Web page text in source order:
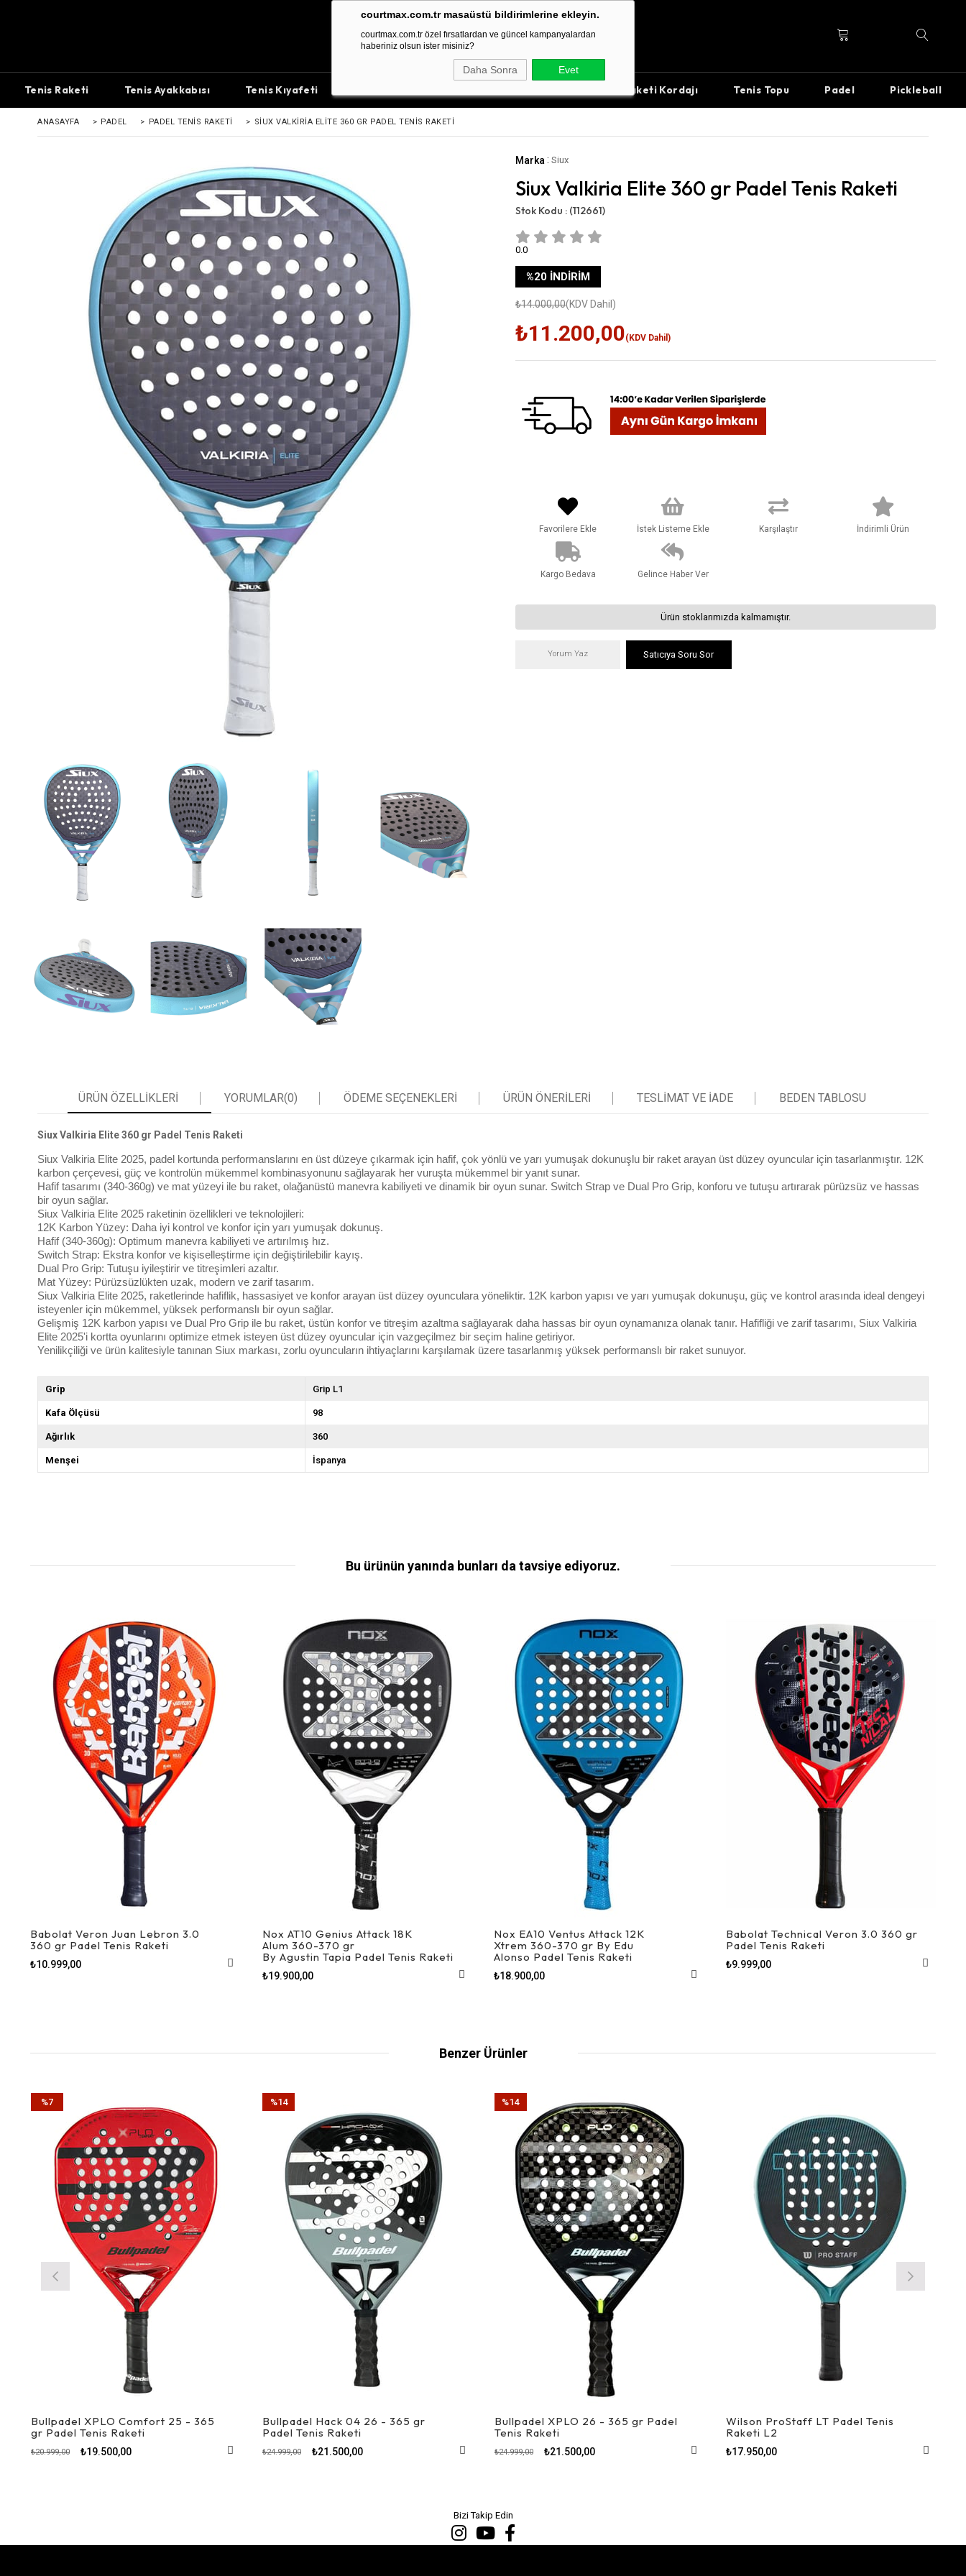
courtmax.com.tr masaüstü bildirimlerine ekleyin.
courtmax.com.tr özel fırsatlardan ve güncel kampanyalardan
haberiniz olsun ister misiniz?
Daha Sonra Evet
Tenis Raketi Tenis Ayakkabısı Tenis Kıyafeti Tenis Raketi Kordajı Tenis Topu Padel Pickleball
ANASAYFA > PADEL > PADEL TENIS RAKETI > SIUX VALKIRIA ELITE 360 GR PADEL TENIS RAKETI
Marka : Siux
Siux Valkiria Elite 360 gr Padel Tenis Raketi
Stok Kodu : (112661)
0.0
%20 İNDIRIM
₺14.000,00(KDV Dahil)
₺11.200,00(KDV Dahil)
Favorilere Ekle İstek Listeme Ekle Karşılaştır İndirimli Ürün
Kargo Bedava Gelince Haber Ver
Ürün stoklarımızda kalmamıştır.
Yorum Yaz Satıcıya Soru Sor
ÜRÜN ÖZELLIKLERI YORUMLAR(0) ÖDEME SEÇENEKLERI ÜRÜN ÖNERILERI TESLIMAT VE IADE BEDEN TABLOSU
Siux Valkiria Elite 360 gr Padel Tenis Raketi
Siux Valkiria Elite 2025, padel kortunda performanslarını en üst düzeye çıkarmak için hafif, çok yönlü ve yarı yumuşak dokunuşlu bir raket arayan üst düzey oyuncular için tasarlanmıştır. 12K
karbon çerçevesi, güç ve kontrolün mükemmel kombinasyonunu sağlayarak her vuruşta mükemmel bir yanıt sunar.
Hafif tasarımı (340-360g) ve mat yüzeyi ile bu raket, olağanüstü manevra kabiliyeti ve dinamik bir oyun sunar. Switch Strap ve Dual Pro Grip, konforu ve tutuşu artırarak pürüzsüz ve hassas
bir oyun sağlar.
Siux Valkiria Elite 2025 raketinin özellikleri ve teknolojileri:
12K Karbon Yüzey: Daha iyi kontrol ve konfor için yarı yumuşak dokunuş.
Hafif (340-360g): Optimum manevra kabiliyeti ve artırılmış hız.
Switch Strap: Ekstra konfor ve kişiselleştirme için değiştirilebilir kayış.
Dual Pro Grip: Tutuşu iyileştirir ve titreşimleri azaltır.
Mat Yüzey: Pürüzsüzlükten uzak, modern ve zarif tasarım.
Siux Valkiria Elite 2025, raketlerinde hafiflik, hassasiyet ve konfor arayan üst düzey oyunculara yöneliktir. 12K karbon yapısı ve yarı yumuşak dokunuşu, güç ve kontrol arasında ideal dengeyi
isteyenler için mükemmel, yüksek performanslı bir oyun sağlar.
Gelişmiş 12K karbon yapısı ve Dual Pro Grip ile bu raket, üstün konfor ve titreşim azaltma sağlayarak daha hassas bir oyun oynamanıza olanak tanır. Hafifliği ve zarif tasarımı, Siux Valkiria
Elite 2025'i kortta oyunlarını optimize etmek isteyen üst düzey oyuncular için vazgeçilmez bir seçim haline getiriyor.
Yenilikçiliği ve ürün kalitesiyle tanınan Siux markası, zorlu oyuncuların ihtiyaçlarını karşılamak üzere tasarlanmış yüksek performanslı bir raket sunuyor.
Grip Grip L1
Kafa Ölçüsü 98
Ağırlık 360
Menşei İspanya
Bu ürünün yanında bunları da tavsiye ediyoruz.
Babolat Veron Juan Lebron 3.0
360 gr Padel Tenis Raketi
₺10.999,00
Nox AT10 Genius Attack 18K
Alum 360-370 gr
By Agustin Tapia Padel Tenis Raketi
₺19.900,00
Nox EA10 Ventus Attack 12K
Xtrem 360-370 gr By Edu
Alonso Padel Tenis Raketi
₺18.900,00
Babolat Technical Veron 3.0 360 gr
Padel Tenis Raketi
₺9.999,00
Benzer Ürünler
Bullpadel XPLO Comfort 25 - 365
gr Padel Tenis Raketi
₺19.500,00
₺20.999,00
%7
%7İndirim
Bullpadel Hack 04 26 - 365 gr
Padel Tenis Raketi
₺21.500,00
₺24.999,00
%14
%14İndirim
Bullpadel XPLO 26 - 365 gr Padel
Tenis Raketi
₺21.500,00
₺24.999,00
%14
%14İndirim
Wilson ProStaff LT Padel Tenis
Raketi L2
₺17.950,00
Bizi Takip Edin